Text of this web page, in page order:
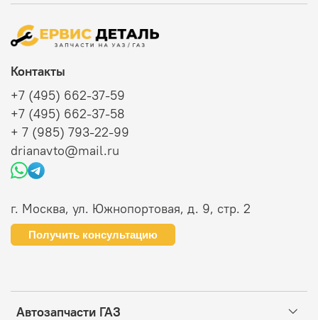
Автозапчасти ГАЗ
Контакты
+7 (495) 662-37-59
+7 (495) 662-37-58
+ 7 (985) 793-22-99
drianavto@mail.ru
г. Москва, ул. Южнопортовая, д. 9, стр. 2
Получить консультацию